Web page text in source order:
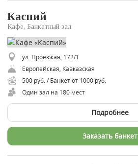
Каспий
Кафе, Банкетный зал
ул. Проезжая, 172/1
Европейская, Кавказская
500 руб. / Банкет от 1000 руб.
Один зал на 180 мест
Подробнее
Заказать банкет